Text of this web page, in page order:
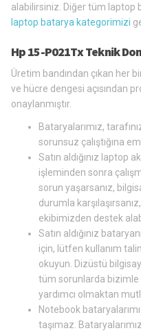
alabilirsiniz. Diğer tüm laptop
laptop batarya kategorimizi
Hp 15-P021Tx Teknik
Üretim bandından çıkan her
ve hücre dengesi açısından
onaylanmıştır.
Bataryalarımız,
sorunsuz çalıştığına
Satın aldığınız laptop
işleminden sonra
sorun yaşarsanız,
durumla
ekibimizden destek
Satın aldığınız
için, lütfen kullanım
okuyun. Dizüstü
tüm sorunlarda
yardımcı olmaktan
Notebook
taşımaz.